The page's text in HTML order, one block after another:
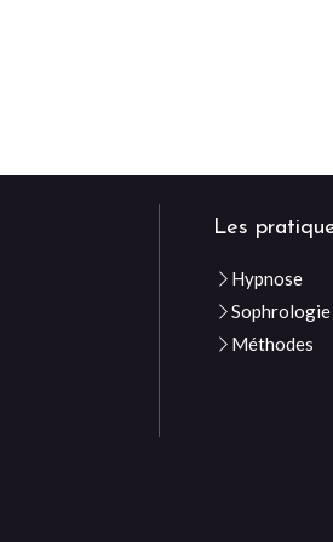
Les
Hypnose
Sophrologie
Méthodes